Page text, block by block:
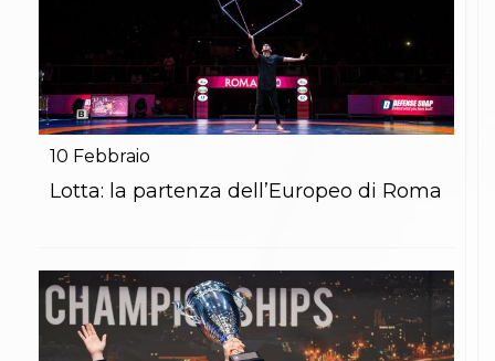
10 Febbraio
Lotta: la partenza dell’Europeo di Roma